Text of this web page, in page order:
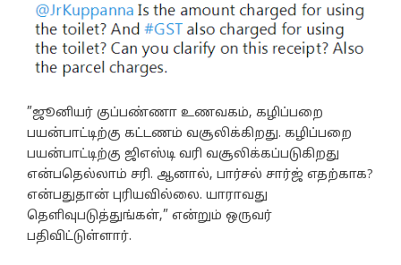
”ஜூனியர் குப்பண்ணா உணவகம், கழிப்பறை
பயன்பாட்டிற்கு கட்டணம் வசூலிக்கிறது. கழிப்பறை
பயன்பாட்டிற்கு ஜிஎஸ்டி வரி வசூலிக்கப்படுகிறது
என்பதெல்லாம் சரி. ஆனால், பார்சல் சார்ஜ் எதற்காக?
என்பதுதான் புரியவில்லை. யாராவது
தெளிவுபடுத்துங்கள்,” என்றும் ஒருவர்
பதிவிட்டுள்ளார்.